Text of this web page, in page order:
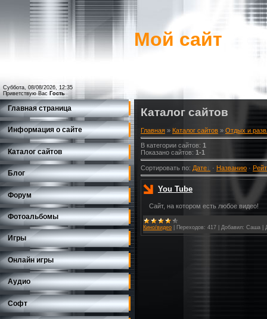
Суббота, 08/08/2026, 12:35
Приветствую Вас Гость
Мой сайт
Главная страница
Информация о сайте
Каталог сайтов
Блог
Форум
Фотоальбомы
Игры
Онлайн игры
Аудио
Софт
Каталог сайтов
Главная » Каталог сайтов » Отдых и
В категории сайтов: 1
Показано сайтов: 1-1
Сортировать по: Дате · Названию ·
You Tube
Сайт, на котором есть любое видео!
Кино/видео Переходов: 417 Добавил: Саша